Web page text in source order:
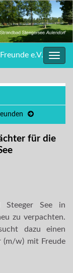
e.V.
für die
Steeger See in
zu verpachten.
dazu einen
(m/w) mit Freude